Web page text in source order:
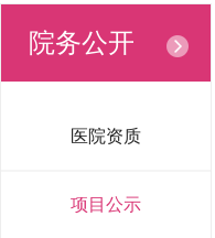
院务公开
医院资质
项目公示